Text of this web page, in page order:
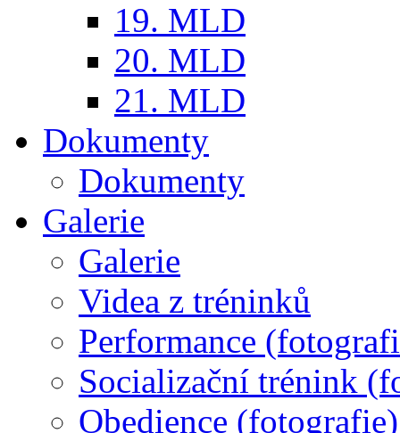
19. MLD
20. MLD
21. MLD
Dokumenty
Dokumenty
Galerie
Galerie
Videa z tréninků
Performance
Socializační trénink
Obedience (fotografie)